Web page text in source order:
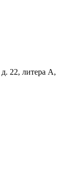
22, литера А,